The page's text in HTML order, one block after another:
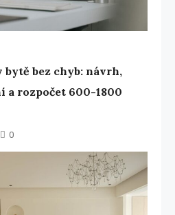
bytě bez chyb: návrh,
a rozpočet 600-1800
0